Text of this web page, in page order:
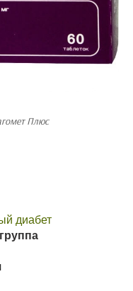
Плюс
диабет